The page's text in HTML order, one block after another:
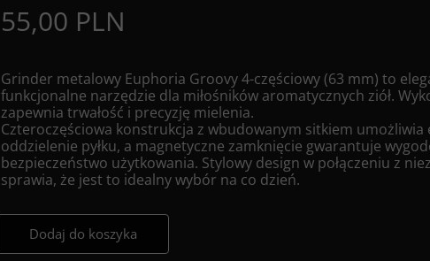
Dodaj do koszyka
Grinder metalowy Euphoria Groovy 4-częściowy (63 mm) to
funkcjonalne narzędzie dla miłośników aromatycznych ziół.
zapewnia trwałość i precyzję mielenia.
Czteroczęściowa konstrukcja z wbudowanym sitkiem umożliwia
oddzielenie pyłku, a magnetyczne zamknięcie gwarantuje
bezpieczeństwo użytkowania. Stylowy design w połączeniu z
sprawia, że jest to idealny wybór na co dzień.
55,00 PLN